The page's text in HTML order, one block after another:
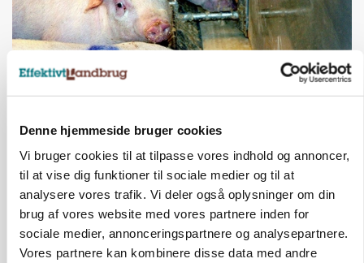
Denne hjemmeside bruger cookies
Vi bruger cookies til at tilpasse vores indhold og annoncer,
til at vise dig funktioner til sociale medier og til at
analysere vores trafik. Vi deler også oplysninger om din
brug af vores website med vores partnere inden for
sociale medier, annonceringspartnere og analysepartnere.
Vores partnere kan kombinere disse data med andre
Danish Crown slår igen i noteringsstrid: Tysk
gab er 3 kroner – ikke 4,30